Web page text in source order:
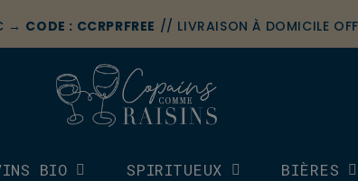
→ CODE : CCRPRFREE // LIVRAISON À DOMICILE
BIO SPIRITUEUX BIÈRES